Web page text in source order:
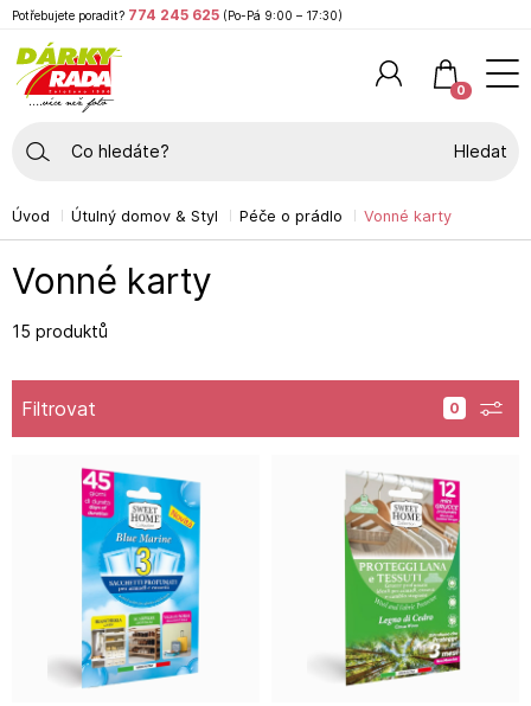
Úvod Útulný domov & Styl Péče o prádlo Vonné karty
Vonné karty
15 produktů
Filtrovat
Potřebujete poradit? 774 245 625 (Po-Pá 9:00 – 17:30)
0
Hledat